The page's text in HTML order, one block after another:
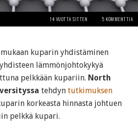
14 VUOTTA SITTEN 5 KOMMENTTIA
kuparin yhdistäminen
lämmönjohtokykyä
pelkkään kupariin. North
tehdyn tutkimuksen
korkeasta hinnasta johtuen
pelkkä kupari.